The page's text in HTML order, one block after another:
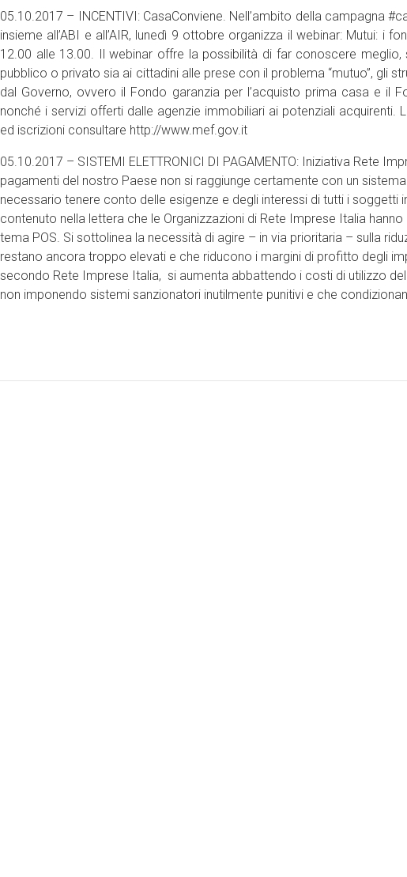
05.10.2017 – INCENTIVI: CasaConviene. Nell’ambito della campagna
insieme all’ABI e all’AIR, lunedì 9 ottobre organizza il webinar: Mutui: i
12.00 alle 13.00. Il webinar offre la possibilità di far conoscere
pubblico o privato sia ai cittadini alle prese con il problema “mutuo”, gli
dal Governo, ovvero il Fondo garanzia per l’acquisto prima casa e il
nonché i servizi offerti dalle agenzie immobiliari ai potenziali
ed iscrizioni consultare http://www.mef.gov.it
05.10.2017 – SISTEMI ELETTRONICI DI PAGAMENTO: Iniziativa Rete
pagamenti del nostro Paese non si raggiunge certamente con un
necessario tenere conto delle esigenze e degli interessi di tutti i soggetti
contenuto nella lettera che le Organizzazioni di Rete Imprese Italia
tema POS. Si sottolinea la necessità di agire – in via prioritaria – sulla
restano ancora troppo elevati e che riducono i margini di profitto degli
secondo Rete Imprese Italia, si aumenta abbattendo i costi di utilizzo
non imponendo sistemi sanzionatori inutilmente punitivi e che